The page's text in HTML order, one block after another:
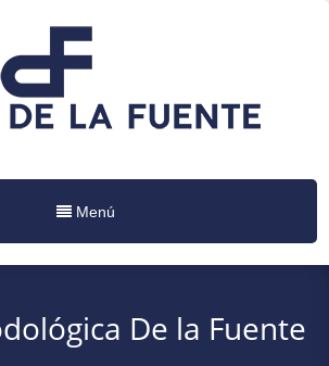
Menú
De la Fuente